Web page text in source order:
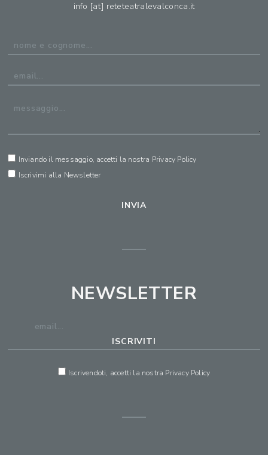
info [at] reteteatralevalconca.it
Inviando il messaggio, accetti la nostra Privacy Policy
Iscrivimi alla Newsletter
NEWSLETTER
Iscrivendoti, accetti la nostra Privacy Policy